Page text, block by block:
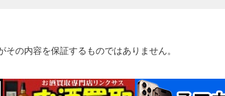
の内容を保証するものではありません。